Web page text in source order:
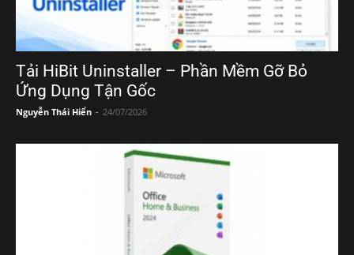
Tải HiBit Uninstaller – Phần Mềm Gỡ Bỏ
Ứng Dụng Tận Gốc
Nguyễn Thái Hiển - 24/07/2026